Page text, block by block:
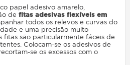
papel adesivo amarelo,
de fitas adesivas flexíveis em
todos os relevos e curvas do
e uma precisão muito
fitas são particularmente fáceis de
Colocam-se os adesivos de
se os excessos com o